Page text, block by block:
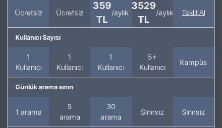
Ücretsiz Ücretsiz
359
TL
/aylık
3529
TL
/aylık Teklif Al
Kullanıcı Sayısı
1
Kullanıcı
1
Kullanıcı
1
Kullanıcı
5+
Kullanıcı
Kampüs
Günlük arama sınırı
1 arama
5
arama
30
arama
Sınırsız Sınırsız